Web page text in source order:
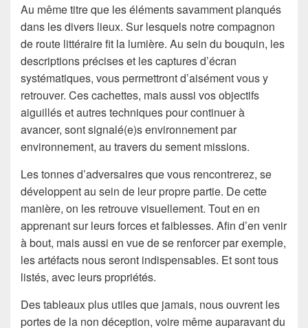
Au même titre que les éléments savamment planqués
dans les divers lieux. Sur lesquels notre compagnon
de route littéraire fit la lumière. Au sein du bouquin, les
descriptions précises et les captures d’écran
systématiques, vous permettront d’aisément vous y
retrouver. Ces cachettes, mais aussi vos objectifs
aiguillés et autres techniques pour continuer à
avancer, sont signalé(e)s environnement par
environnement, au travers du sement missions.
Les tonnes d’adversaires que vous rencontrerez, se
développent au sein de leur propre partie. De cette
manière, on les retrouve visuellement. Tout en en
apprenant sur leurs forces et faiblesses. Afin d’en venir
à bout, mais aussi en vue de se renforcer par exemple,
les artéfacts nous seront indispensables. Et sont tous
listés, avec leurs propriétés.
Des tableaux plus utiles que jamais, nous ouvrent les
portes de la non déception, voire même auparavant du